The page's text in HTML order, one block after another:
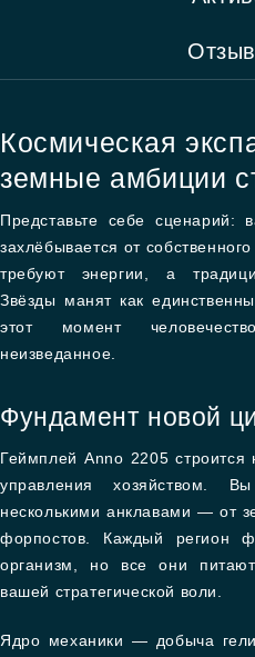
Космическая
земные амбиции
Представьте себе
захлёбывается от
требуют энергии, а
Звёзды манят как
этот момент
неизведанное.
Фундамент новой
Геймплей Anno 2205 строится
управления хозяйством.
несколькими анклавами — от
форпостов. Каждый регион
организм, но все они
вашей стратегической воли.
Ядро механики — добыча